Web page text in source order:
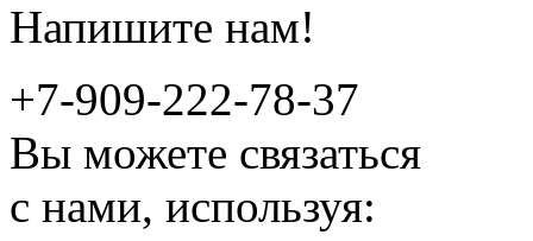
Напишите нам!
+7-909-222-78-37
Вы можете связаться
с нами, используя: